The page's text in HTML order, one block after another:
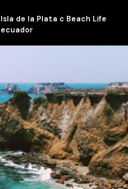
Isla de la Plata c Beach Life
ecuador